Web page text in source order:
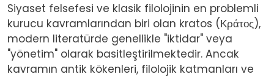
Siyaset felsefesi ve klasik filolojinin en problemli
kurucu kavramlarından biri olan kratos (Κράτος),
modern literatürde genellikle "iktidar" veya
"yönetim" olarak basitleştirilmektedir. Ancak
kavramın antik kökenleri, filolojik katmanları ve